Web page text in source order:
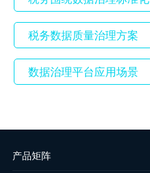
税务数据质量治理方案
数据治理平台应用场景
产品矩阵